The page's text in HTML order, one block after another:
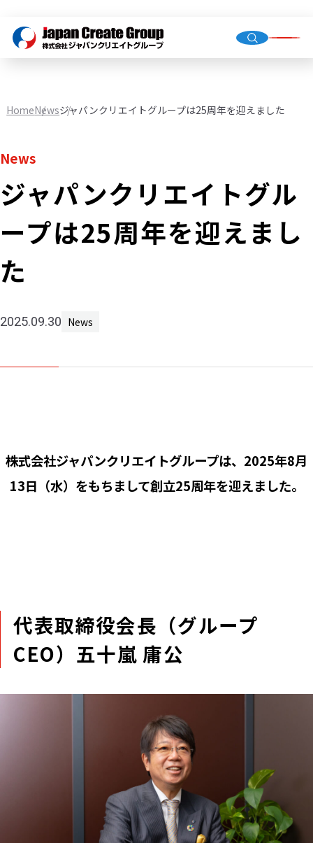
Store
News
HomeNewsジャパンクリエイトグループは25周年を迎えました
News
ジャパンクリエイトグル
ープは25周年を迎えまし
た
2025.09.30 News
株式会社ジャパンクリエイトグループは、2025年8月
13日（水）をもちまして創立25周年を迎えました。
代表取締役会長（グループ
CEO）五十嵐 庸公